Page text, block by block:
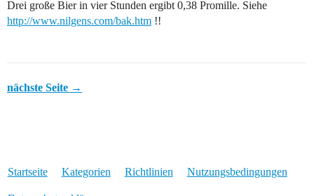
Drei große Bier in vier Stunden ergibt 0,38 Promille. Siehe
http://www.nilgens.com/bak.htm !!
nächste Seite →
Startseite Kategorien Richtlinien Nutzungsbedingungen